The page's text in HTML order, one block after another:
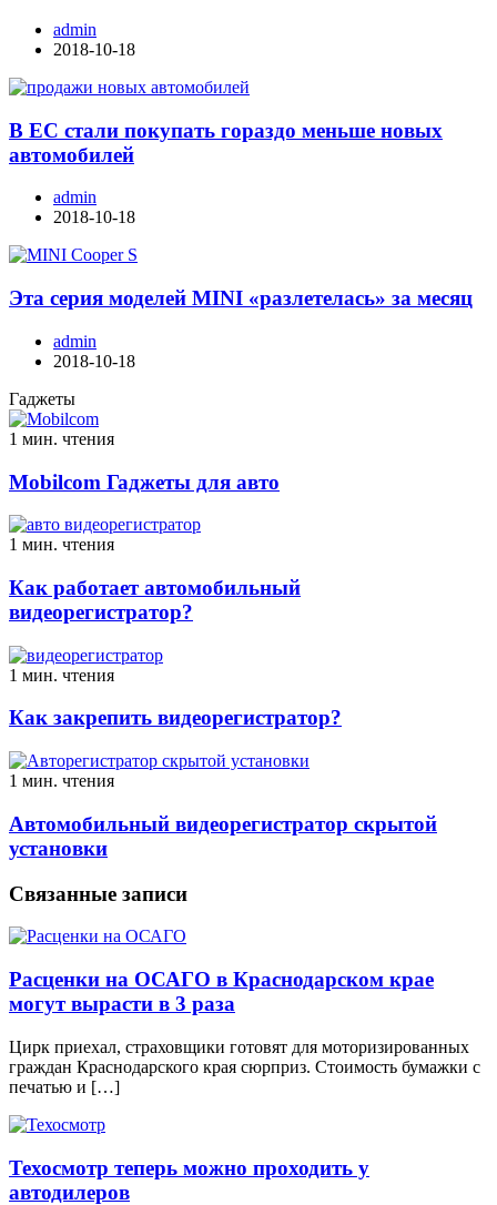
admin
2018-10-18
В ЕС стали покупать гораздо меньше новых
автомобилей
admin
2018-10-18
Эта серия моделей MINI «разлетелась» за месяц
admin
2018-10-18
Гаджеты
1 мин. чтения
Mobilcom Гаджеты для авто
1 мин. чтения
Как работает автомобильный
видеорегистратор?
1 мин. чтения
Как закрепить видеорегистратор?
1 мин. чтения
Автомобильный видеорегистратор скрытой
установки
Связанные записи
Расценки на ОСАГО в Краснодарском крае
могут вырасти в 3 раза
Цирк приехал, страховщики готовят для моторизированных
граждан Краснодарского края сюрприз. Стоимость бумажки с
печатью и […]
Техосмотр теперь можно проходить у
автодилеров